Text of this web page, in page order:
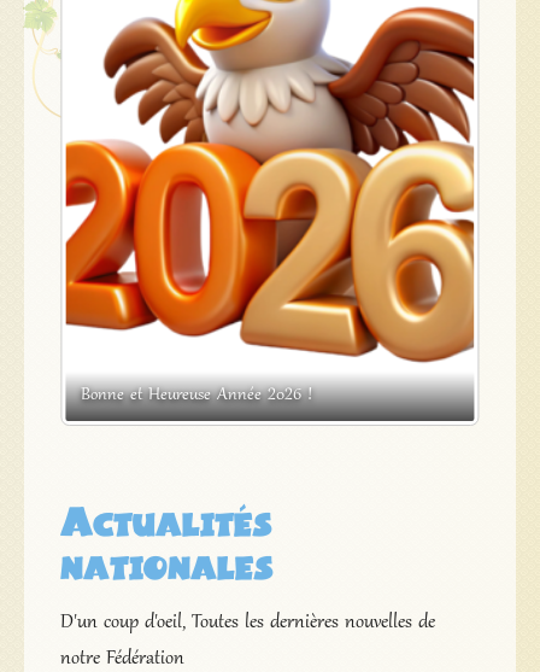
Bonne et Heureuse Année 2026 !
Actualités
nationales
D'un coup d'oeil, Toutes les dernières nouvelles de
notre Fédération